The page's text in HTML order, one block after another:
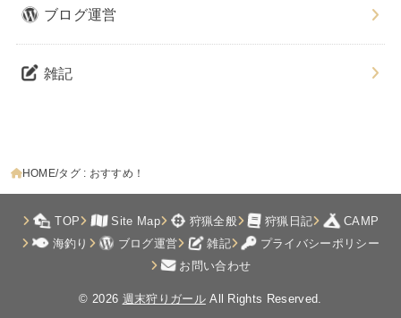
ブログ運営
雑記
HOME タグ : おすすめ！
TOP Site Map 狩猟全般 狩猟日記
CAMP
海釣り
ブログ運営 雑記
プライバシーポリシー
お問い合わせ
© 2026 週末狩りガールAll Rights Reserved.